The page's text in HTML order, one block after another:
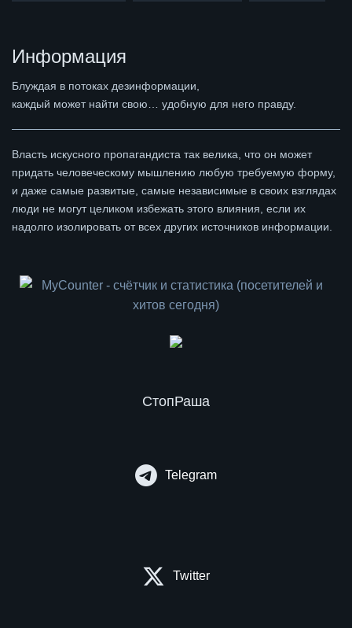
Информация
Блуждая в потоках дезинформации,
каждый может найти свою… удобную для него правду.
Власть искусного пропагандиста так велика, что он может
придать человеческому мышлению любую требуемую форму,
и даже самые развитые, самые независимые в своих взглядах
люди не могут целиком избежать этого влияния, если их
надолго изолировать от всех других источников информации.
СтопРаша
Telegram
Twitter